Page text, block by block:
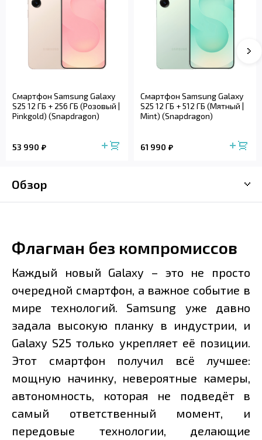
Смартфон Samsung Galaxy
S25 12 ГБ + 256 ГБ (Розовый |
Pinkgold) (Snapdragon)
53 990
Смартфон Samsung Galaxy
S25 12 ГБ + 512 ГБ (Мятный |
Mint) (Snapdragon)
61 990
Обзор
Флагман без компромиссов
Каждый новый Galaxy – это не просто
очередной смартфон, а важное событие в
мире технологий. Samsung уже давно
задала высокую планку в индустрии, и
Galaxy S25 только укрепляет её позиции.
Этот смартфон получил всё лучшее:
мощную начинку, невероятные камеры,
автономность, которая не подведёт в
самый ответственный момент, и
передовые технологии, делающие